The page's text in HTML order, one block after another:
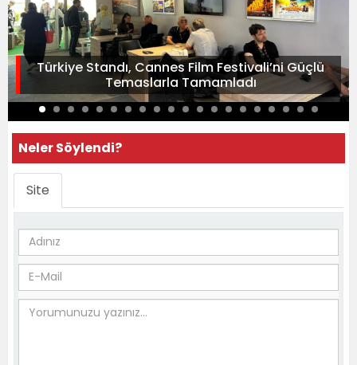
Türkiye Standı, Cannes Film Festivali’ni Güçlü
Temaslarla Tamamladı
Neler Söylendi?
Site